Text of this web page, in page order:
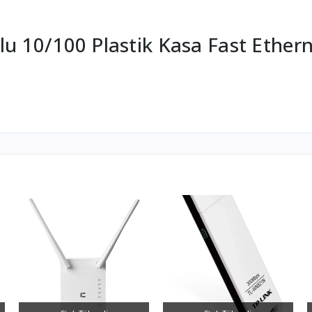
10/100 Plastik Kasa Fast